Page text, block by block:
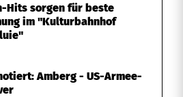
Hits sorgen für beste
im "Kulturbahnhof
Amberg - US-Armee-